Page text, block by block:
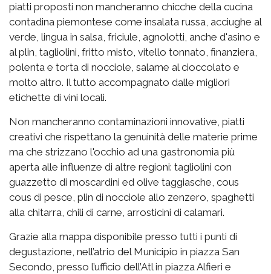
piatti proposti non mancheranno chicche della cucina
contadina piemontese come insalata russa, acciughe al
verde, lingua in salsa, friciule, agnolotti, anche d'asino e
al plin, tagliolini, fritto misto, vitello tonnato, finanziera,
polenta e torta di nocciole, salame al cioccolato e
molto altro. Il tutto accompagnato dalle migliori
etichette di vini locali.
Non mancheranno contaminazioni innovative, piatti
creativi che rispettano la genuinità delle materie prime
ma che strizzano l'occhio ad una gastronomia più
aperta alle influenze di altre regioni: tagliolini con
guazzetto di moscardini ed olive taggiasche, cous
cous di pesce, plin di nocciole allo zenzero, spaghetti
alla chitarra, chili di carne, arrosticini di calamari.
Grazie alla mappa disponibile presso tutti i punti di
degustazione, nell’atrio del Municipio in piazza San
Secondo, presso l’ufficio dell’Atl in piazza Alfieri e